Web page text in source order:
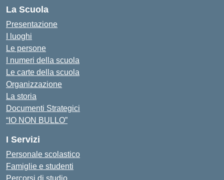
La Scuola
Presentazione
I luoghi
Le persone
I numeri della scuola
Le carte della scuola
Organizzazione
La storia
Documenti Strategici
“IO NON BULLO”
I Servizi
Personale scolastico
Famiglie e studenti
Percorsi di studio